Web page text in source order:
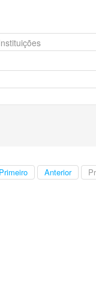
Anterior